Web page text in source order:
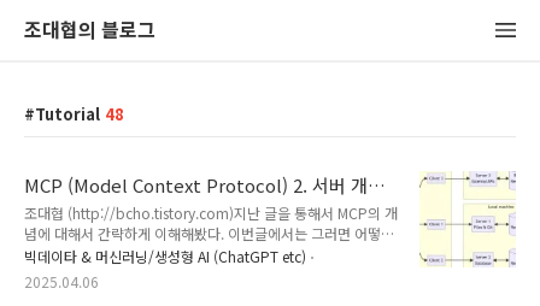
조대협의 블로그
Tutorial 48
MCP (Model Context Protocol) 2. 서버 개발
하기
조대협 (http://bcho.tistory.com)지난 글을 통해서 MCP의 개
념에 대해서 간략하게 이해해봤다. 이번글에서는 그러면 어떻게
MCP 서버를 실제로 구현하는지에 대해서 알아보도록 한다.
MCP Local server & remote serverMCP server 는 구동 위치
에 따라서, 로컬 서버와 리모트 서버로 분리된다. 아래는
빅데이타 & 머신러닝/생성형 AI (ChatGPT etc)
2025.04.06